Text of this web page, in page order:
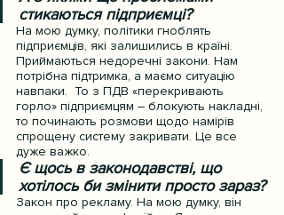
стикаються підприємці?
На мою думку, політики гноблять
підприємців, які залишились в країні.
Приймаються недоречні закони. Нам
потрібна підтримка, а маємо ситуацію
навпаки.  То з ПДВ «перекривають
горло» підприємцям – блокують накладні,
то починають розмови щодо намірів
спрощену систему закривати. Це все
дуже важко.
Є щось в законодавстві, що
хотілось би змінити просто зараз?
Закон про рекламу. На мою думку, він